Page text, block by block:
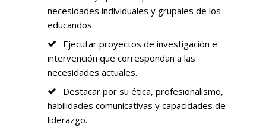
necesidades individuales y grupales de los
educandos.
Ejecutar proyectos de investigación e
intervención que correspondan a las
necesidades actuales.
Destacar por su ética, profesionalismo,
habilidades comunicativas y capacidades de
liderazgo.